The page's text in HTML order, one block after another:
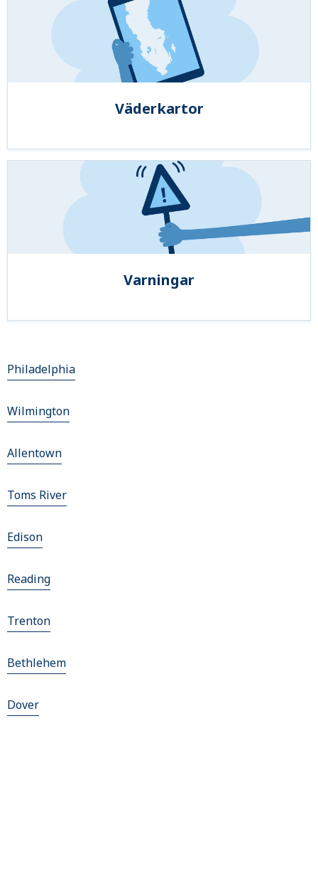
Väderkartor
Varningar
Philadelphia
Wilmington
Allentown
Toms River
Edison
Reading
Trenton
Bethlehem
Dover